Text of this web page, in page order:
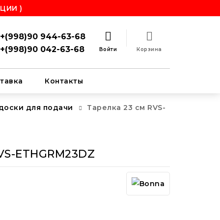
)
Корзина
+(998)90 944-63-68
+(998)90 042-63-68
Войти
Контакты
для подачи
Тарелка 23 см RVS-
ETHGRM23DZ